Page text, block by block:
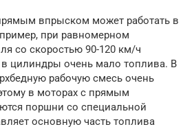
впрыском может работать в
при равномерном
со скоростью 90-120 км/ч
в цилиндры очень мало топлива. В
рабочую смесь очень
в моторах с прямым
поршни со специальной
основную часть топлива